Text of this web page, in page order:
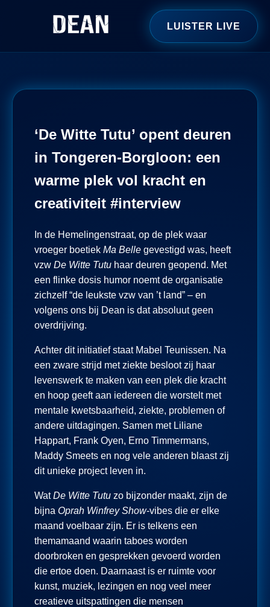
LUISTER LIVE
‘De Witte Tutu’ opent deuren
in Tongeren-Borgloon: een
warme plek vol kracht en
creativiteit #interview
In de Hemelingenstraat, op de plek waar
vroeger boetiek Ma Belle gevestigd was, heeft
vzw De Witte Tutu haar deuren geopend. Met
een flinke dosis humor noemt de organisatie
zichzelf “de leukste vzw van ’t land” – en
volgens ons bij Dean is dat absoluut geen
overdrijving.
Achter dit initiatief staat Mabel Teunissen. Na
een zware strijd met ziekte besloot zij haar
levenswerk te maken van een plek die kracht
en hoop geeft aan iedereen die worstelt met
mentale kwetsbaarheid, ziekte, problemen of
andere uitdagingen. Samen met Liliane
Happart, Frank Oyen, Erno Timmermans,
Maddy Smeets en nog vele anderen blaast zij
dit unieke project leven in.
WatDe Witte Tutu zo bijzonder maakt, zijn de
bijna Oprah Winfrey Show-vibes die er elke
maand voelbaar zijn. Er is telkens een
themamaand waarin taboes worden
doorbroken en gesprekken gevoerd worden
die ertoe doen. Daarnaast is er ruimte voor
kunst, muziek, lezingen en nog veel meer
creatieve uitspattingen die mensen